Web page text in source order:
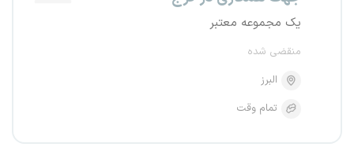
یک مجموعه معتبر
منقضی شده
البرز
تمام وقت